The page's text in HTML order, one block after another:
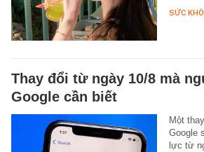
SỨC
Thay đổi từ ngày 10/8 mà
Google cần biết
Một
Google
lực từ